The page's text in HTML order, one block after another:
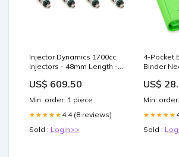
Injector Dynamics 1700cc
Injectors - 48mm Length -
O-Ring (Set of 4) 1973-
mercedes-benz-280c-
base-esi5807462
US$ 609.50
Min. order: 1 piece
★★★★★ 4.4 (8 reviews)
Sold : Login>>
4-Pocket
Binder
US$
Min.
★★★★★
Sold :